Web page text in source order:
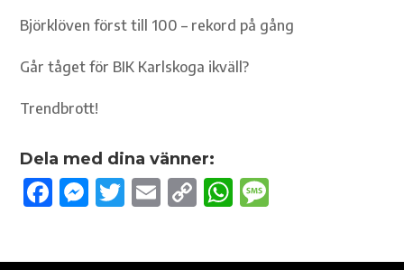
Björklöven först till 100 – rekord på gång
Går tåget för BIK Karlskoga ikväll?
Trendbrott!
Dela med dina vänner:
F
M T
E
C
W